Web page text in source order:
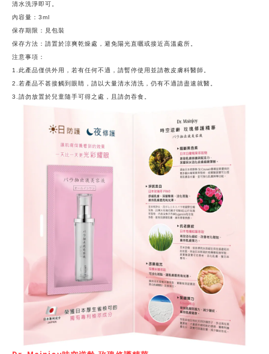
清水洗淨即可。
內容量：3ml
保存期限：見包裝
保存方法：請置於涼爽乾燥處，避免陽光直曬或接近高溫處所。
注意事項：
1.此產品僅供外用，若有任何不適，請暫停使用並請教皮膚科醫師。
2.若產品不甚接觸到眼睛，請以大量清水清洗，仍有不適請盡速就醫。
3.請勿放置於兒童隨手可得之處，且請勿吞食。